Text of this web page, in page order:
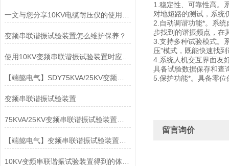
变频串联谐振试验装置怎么维护保养？
变频串联谐振试验装置
10KV变频串联谐振试验装置得到的体现和发挥
1.稳定性、可靠性高。
对地短路的测试，系统
2.自动调谐功能*。系
步找到的谐振频点，在
3.支持多种试验模式。
压”模式，既能快速找
4.系统人机交互界面友
具备试验数据保存和查
5.保护功能*。具备零
留言询价